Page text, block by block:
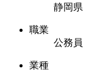
静岡県
職業
公務員
業種